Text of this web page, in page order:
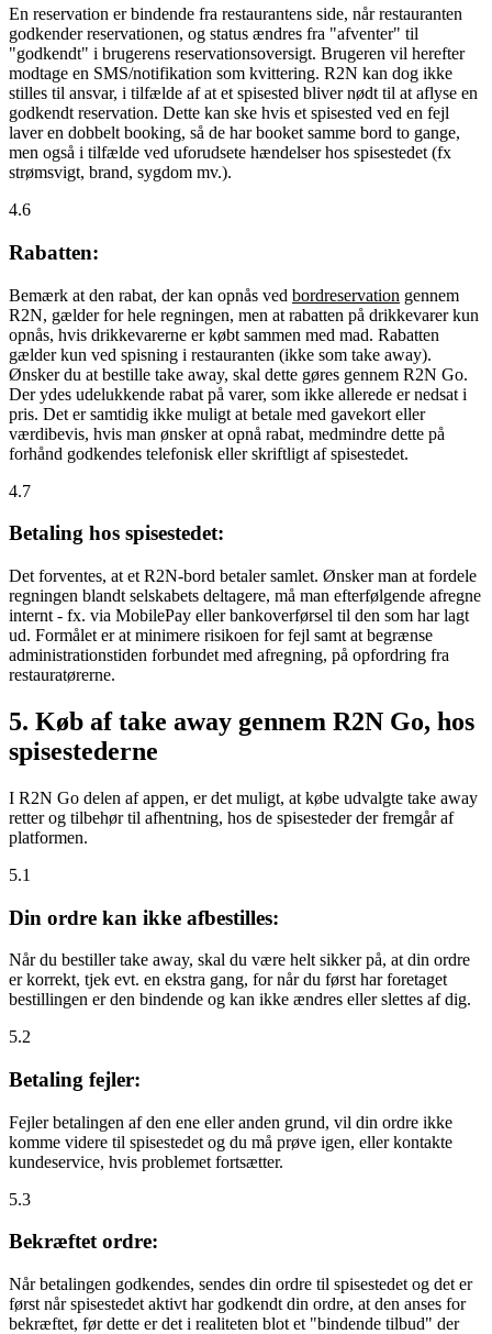
En reservation er bindende fra restaurantens side, når restauranten
godkender reservationen, og status ændres fra "afventer" til
"godkendt" i brugerens reservationsoversigt. Brugeren vil herefter
modtage en SMS/notifikation som kvittering. R2N kan dog ikke
stilles til ansvar, i tilfælde af at et spisested bliver nødt til at aflyse en
godkendt reservation. Dette kan ske hvis et spisested ved en fejl
laver en dobbelt booking, så de har booket samme bord to gange,
men også i tilfælde ved uforudsete hændelser hos spisestedet (fx
strømsvigt, brand, sygdom mv.).
4.6
Rabatten:
Bemærk at den rabat, der kan opnås ved bordreservation gennem
R2N, gælder for hele regningen, men at rabatten på drikkevarer kun
opnås, hvis drikkevarerne er købt sammen med mad. Rabatten
gælder kun ved spisning i restauranten (ikke som take away).
Ønsker du at bestille take away, skal dette gøres gennem R2N Go.
Der ydes udelukkende rabat på varer, som ikke allerede er nedsat i
pris. Det er samtidig ikke muligt at betale med gavekort eller
værdibevis, hvis man ønsker at opnå rabat, medmindre dette på
forhånd godkendes telefonisk eller skriftligt af spisestedet.
4.7
Betaling hos spisestedet:
Det forventes, at et R2N-bord betaler samlet. Ønsker man at fordele
regningen blandt selskabets deltagere, må man efterfølgende afregne
internt - fx. via MobilePay eller bankoverførsel til den som har lagt
ud. Formålet er at minimere risikoen for fejl samt at begrænse
administrationstiden forbundet med afregning, på opfordring fra
restauratørerne.
5. Køb af take away gennem R2N Go, hos
spisestederne
I R2N Go delen af appen, er det muligt, at købe udvalgte take away
retter og tilbehør til afhentning, hos de spisesteder der fremgår af
platformen.
5.1
Din ordre kan ikke afbestilles:
Når du bestiller take away, skal du være helt sikker på, at din ordre
er korrekt, tjek evt. en ekstra gang, for når du først har foretaget
bestillingen er den bindende og kan ikke ændres eller slettes af dig.
5.2
Betaling fejler:
Fejler betalingen af den ene eller anden grund, vil din ordre ikke
komme videre til spisestedet og du må prøve igen, eller kontakte
kundeservice, hvis problemet fortsætter.
5.3
Bekræftet ordre:
Når betalingen godkendes, sendes din ordre til spisestedet og det er
først når spisestedet aktivt har godkendt din ordre, at den anses for
bekræftet, før dette er det i realiteten blot et "bindende tilbud" der